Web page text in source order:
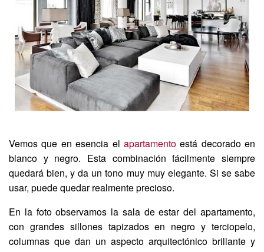
Vemos que en esencia el apartamento está decorado en
blanco y negro. Esta combinación fácilmente siempre
quedará bien, y da un tono muy muy elegante. Si se sabe
usar, puede quedar realmente precioso.
En la foto observamos la sala de estar del apartamento,
con grandes sillones tapizados en negro y terciopelo,
columnas que dan un aspecto arquitectónico brillante y